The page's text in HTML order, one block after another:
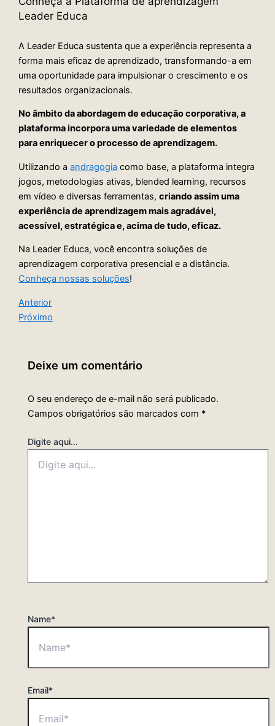
Leader Educa
A Leader Educa sustenta que a experiência representa a
forma mais eficaz de aprendizado, transformando-a em
uma oportunidade para impulsionar o crescimento e os
resultados organizacionais.
No âmbito da abordagem de educação corporativa, a
plataforma incorpora uma variedade de elementos
para enriquecer o processo de aprendizagem.
Utilizando aandragogia como base, a plataforma integra
jogos, metodologias ativas, blended learning, recursos
em vídeo e diversas ferramentas,criando assim uma
experiência de aprendizagem mais agradável,
acessível, estratégica e, acima de tudo, eficaz.
Na Leader Educa, você encontra soluções de
aprendizagem corporativa presencial e a distância.
Conheça nossas soluções!
Anterior
Próximo
Deixe um comentário
O seu endereço de e-mail não será publicado.
Campos obrigatórios são marcados com *
Digite aqui...
Name*
Email*